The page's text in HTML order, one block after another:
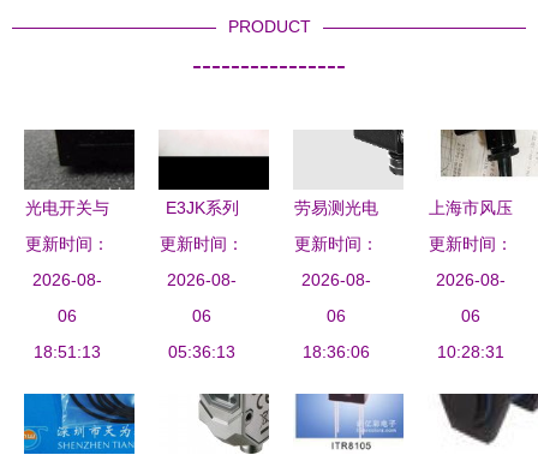
PRODUCT
----------------
光电开关与
光电传感器
技术原理与
应用场景深
度解析
更新时间：
2026-08-
06
18:51:13
E3JK系列
光电开关传
感器 长距
离检测新突
破，对射型
反射型应用
更新时间：
2026-08-
06
05:36:13
劳易测光电
传感器 精
准感知，赋
能工业自动
化
更新时间：
2026-08-
06
18:36:06
上海市风压
传感器批发
与供应 优
选厂家与光
电传感器技
更新时间：
2026-08-
06
10:28:31